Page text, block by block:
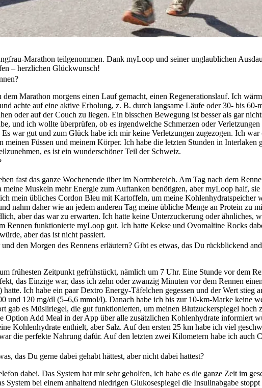
Marathon teilgenommen. Dank myLoop und seiner unglaublichen
– herzlichen Glückwunsch!
Marathon morgens einen Lauf gemacht, einen Regenerationslauf. Ich
achte auf eine aktive Erholung, z. B. durch langsame Läufe oder 30- bis 60-
oder auf der Couch zu liegen. Ein bisschen Bewegung ist besser als gar
und ich wollte überprüfen, ob es irgendwelche Schmerzen oder
war gut und zum Glück habe ich mir keine Verletzungen zugezogen. Ich war
meinen Füssen und meinem Körper. Ich habe die letzten Stunden in Interlaken
es ist ein wunderschöner Teil der Schweiz.
fast das ganze Wochenende über im Normbereich. Am Tag nach dem
Muskeln mehr Energie zum Auftanken benötigten, aber myLoop half, sie
mein übliches Cordon Bleu mit Kartoffeln, um meine Kohlenhydratspeicher
nahm daher wie an jedem anderen Tag meine übliche Menge an Protein zu
aber das war zu erwarten. Ich hatte keine Unterzuckerung oder ähnliches,
Rennen funktionierte myLoop gut. Ich hatte Kekse und Ovomaltine Rocks
aber das ist nicht passiert.
den Morgen des Rennens erläutern? Gibt es etwas, das Du rückblickend
frühesten Zeitpunkt gefrühstückt, nämlich um 7 Uhr. Eine Stunde vor dem
das Einzige war, dass ich zehn oder zwanzig Minuten vor dem Rennen
Ich habe ein paar Dextro Energy-Täfelchen gegessen und der Wert stieg
und 120 mg/dl (5–6,6 mmol/l). Danach habe ich bis zur 10-km-Marke keine
gab es Müsliriegel, die gut funktionierten, um meinen Blutzuckerspiegel hoch
Option Add Meal in der App über alle zusätzlichen Kohlenhydrate informiert
Kohlenhydrate enthielt, aber Salz. Auf den ersten 25 km habe ich viel
die perfekte Nahrung dafür. Auf den letzten zwei Kilometern habe ich auch
das Du gerne dabei gehabt hättest, aber nicht dabei hattest?
dabei. Das System hat mir sehr geholfen, ich habe es die ganze Zeit im
System bei einem anhaltend niedrigen Glukosespiegel die Insulinabgabe stoppt